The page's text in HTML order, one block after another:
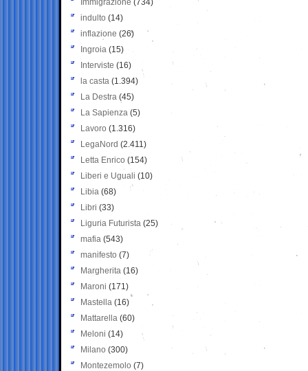
Immigrazione (734)
indulto (14)
inflazione (26)
Ingroia (15)
Interviste (16)
la casta (1.394)
La Destra (45)
La Sapienza (5)
Lavoro (1.316)
LegaNord (2.411)
Letta Enrico (154)
Liberi e Uguali (10)
Libia (68)
Libri (33)
Liguria Futurista (25)
mafia (543)
manifesto (7)
Margherita (16)
Maroni (171)
Mastella (16)
Mattarella (60)
Meloni (14)
Milano (300)
Montezemolo (7)